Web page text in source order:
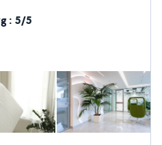
Professionnels :
commerces Airbnb &
visite check
: 5/5